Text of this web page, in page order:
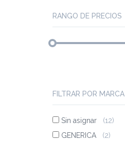
RANGO DE PRECIOS
FILTRAR POR MARCA
Sin asignar
(12)
GENERICA
(2)